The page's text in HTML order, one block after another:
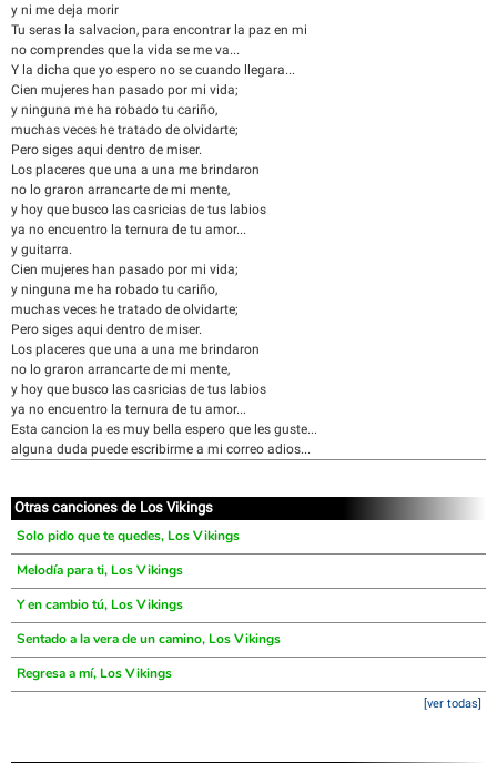
y ni me deja morir
Tu seras la salvacion, para encontrar la paz en mi
no comprendes que la vida se me va...
Y la dicha que yo espero no se cuando llegara...
Cien mujeres han pasado por mi vida;
y ninguna me ha robado tu cariño,
muchas veces he tratado de olvidarte;
Pero siges aqui dentro de miser.
Los placeres que una a una me brindaron
no lo graron arrancarte de mi mente,
y hoy que busco las casricias de tus labios
ya no encuentro la ternura de tu amor...
y guitarra.
Cien mujeres han pasado por mi vida;
y ninguna me ha robado tu cariño,
muchas veces he tratado de olvidarte;
Pero siges aqui dentro de miser.
Los placeres que una a una me brindaron
no lo graron arrancarte de mi mente,
y hoy que busco las casricias de tus labios
ya no encuentro la ternura de tu amor...
Esta cancion la es muy bella espero que les guste...
alguna duda puede escribirme a mi correo adios...
Otras canciones de Los Vikings
Solo pido que te quedes, Los Vikings
Melodía para ti, Los Vikings
Y en cambio tú, Los Vikings
Sentado a la vera de un camino, Los Vikings
Regresa a mí, Los Vikings
[ver todas]